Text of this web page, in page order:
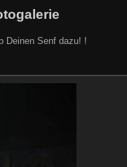
Deinen Senf dazu! !